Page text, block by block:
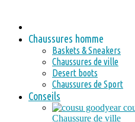
Chaussures homme
Baskets & Sneakers
Chaussures de ville
Desert boots
Chaussures de Sport
Conseils
Chaussure de ville